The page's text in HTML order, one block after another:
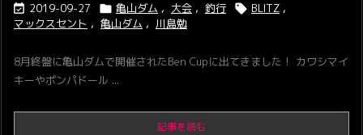
 2019-09-27  亀山ダム , 大会 , 釣行  BLITZ ,
マックスセント , 亀山ダム , 川島勉
8月終盤に亀山ダムで開催されたBen Cupに出てきました！ カワシマイ
キーやポンパドール ...
記事を読む